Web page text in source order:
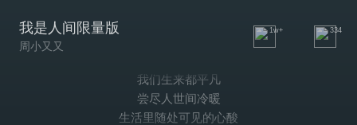
我是人间限量版
周小又又
1w+ 334
我们生来都平凡
尝尽人世间冷暖
生活里随处可见的心酸